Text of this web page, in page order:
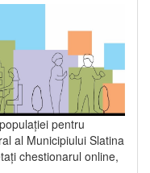
pentru
al Municipiului Slatina
chestionarul online,